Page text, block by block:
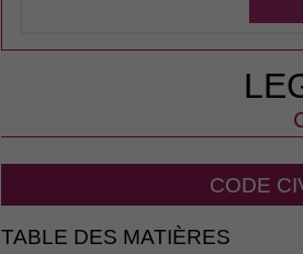
CODE
TABLE DES MATIÈRES